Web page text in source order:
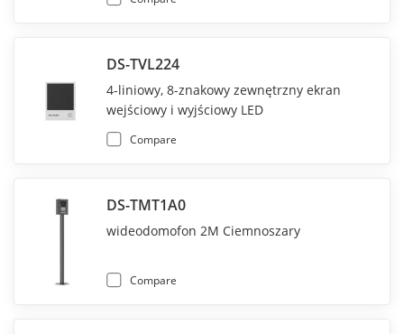
DS-TVL224
4-liniowy, 8-znakowy zewnętrzny ekran
wejściowy i wyjściowy LED
Compare
DS-TMT1A0
wideodomofon 2M Ciemnoszary
Compare